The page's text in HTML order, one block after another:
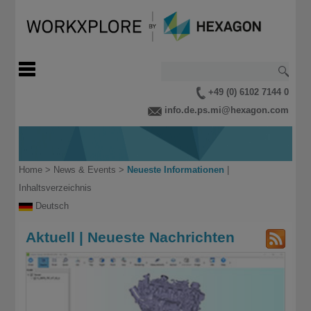
+49 (0) 6102 7144 0
info.de.ps.mi@hexagon.com
Home> News & Events > Neueste Informationen
Inhaltsverzeichnis
Deutsch
Aktuell | Neueste Nachrichten